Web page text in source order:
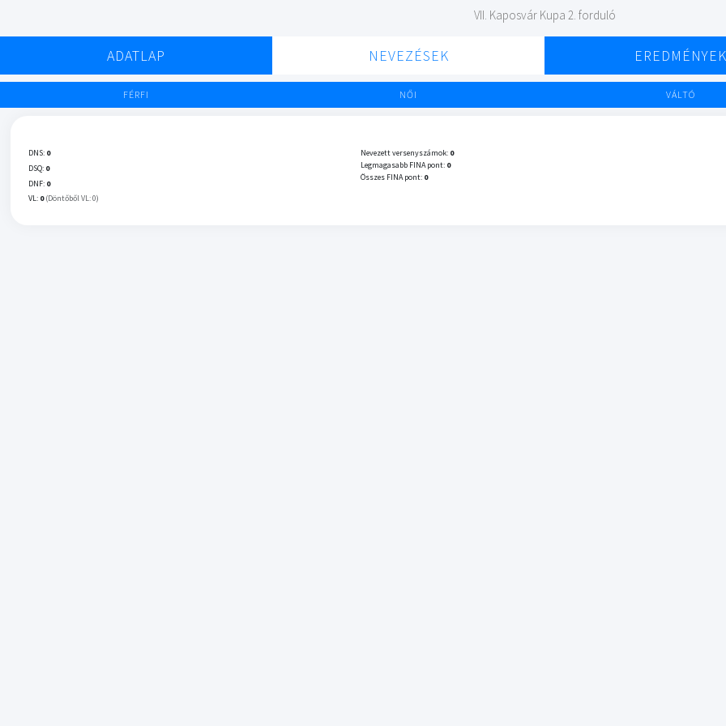
VII. Kaposvár Kupa 2. forduló
ADATLAP NEVEZÉSEK EREDMÉNYEK
FÉRFI NŐI VÁLTÓ
DNS: 0
DSQ: 0
DNF: 0
VL: 0 (Döntőből VL: 0)
Nevezett versenyszámok: 0
Legmagasabb FINA pont: 0
Összes FINA pont: 0